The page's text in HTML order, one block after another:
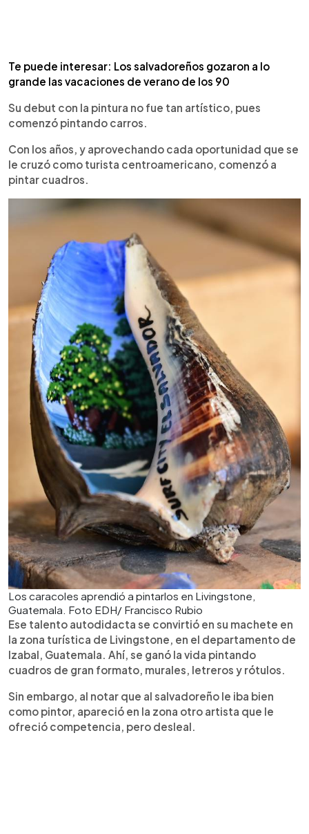
Te puede interesar: Los salvadoreños gozaron a lo
grande las vacaciones de verano de los 90
Su debut con la pintura no fue tan artístico, pues
comenzó pintando carros.
Con los años, y aprovechando cada oportunidad que se
le cruzó como turista centroamericano, comenzó a
pintar cuadros.
Los caracoles aprendió a pintarlos en Livingstone,
Guatemala. Foto EDH/ Francisco Rubio
Ese talento autodidacta se convirtió en su machete en
la zona turística de Livingstone, en el departamento de
Izabal, Guatemala. Ahí, se ganó la vida pintando
cuadros de gran formato, murales, letreros y rótulos.
Sin embargo, al notar que al salvadoreño le iba bien
como pintor, apareció en la zona otro artista que le
ofreció competencia, pero desleal.